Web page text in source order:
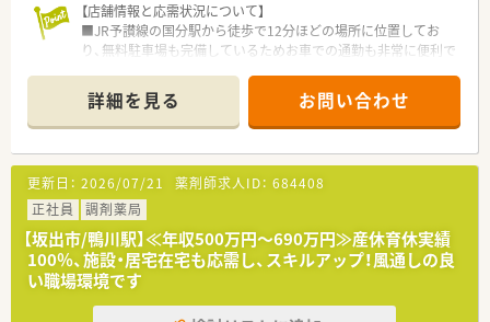
【店舗情報と応需状況について】
■JR予讃線の国分駅から徒歩で12分ほどの場所に位置してお
り、無料駐車場も完備しているためお車での通勤も非常に便利で
■応需科目は精神科や内科、小児科がメインとなっており、1日
あたり約110枚の処方箋を安定して受け付けている状況です。
■現在は正社員3名とパート1名の体制ですが、欠員補充のため
急募しており、常時3名から4名の手厚い体制を維持しています。
【法人特徴について】
■香川県内を中心に地域密着型の店舗展開を行っており、複数の
グループ会社を持つため経営基盤が非常に安定している法人で
す。
■調剤薬局事業のほかにも福祉や教育に関する事業を幅広く展
開しており、多角的な視点から地域を支える役割を担っていま
す。
詳細を見る お問い合わせ
更新日： 2026/07/21 薬剤師求人ID： 684408
正社員
調剤薬局
【坂出市/鴨川駅】≪年収500万円～690万円≫産休育休実績
100％、施設・居宅在宅も応需し、スキルアップ！風通しの良
い職場環境です